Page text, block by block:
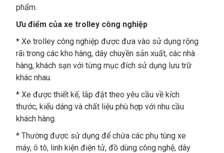
phẩm.
Ưu điểm của xe trolley công nghiệp
* Xe trolley công nghiệp được đưa vào sử dụng rộng
rãi trong các kho hàng, dây chuyền sản xuất, các nhà
hàng, khách sạn với từng mục đích sử dụng lưu trữ
khác nhau.
* Xe được thiết kế, lắp đặt theo yêu cầu về kích
thước, kiểu dáng và chất liệu phù hợp với nhu cầu
khách hàng.
* Thường được sử dụng để chứa các phụ tùng xe
máy, ô tô, linh kiện điện tử, đồ dùng công nghệ, dây